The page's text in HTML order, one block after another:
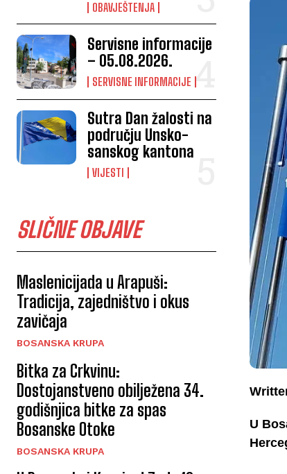
OBAVJEŠTENJA
Servisne informacije
– 05.08.2026.
SERVISNE INFORMACIJE
Sutra Dan žalosti na
području Unsko-
sanskog kantona
VIJESTI
SLIČNE OBJAVE
Maslenicijada u Arapuši:
Tradicija, zajedništvo i okus
zavičaja
BOSANSKA KRUPA
Bitka za Crkvinu:
Dostojanstveno obilježena 34.
godišnjica bitke za spas
Bosanske Otoke
BOSANSKA KRUPA
U